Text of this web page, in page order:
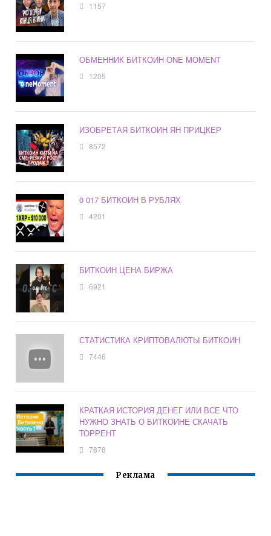
1157
ОБМЕННИК БИТКОИН ONE MOMENT
1205
ИЗОБРЕТАЯ БИТКОИН ЯН ПРИЦКЕР
8572
0 017 БИТКОИН В РУБЛЯХ
4201
БИТКОИН ЦЕНА БИРЖА
6921
СТАТИСТИКА КРИПТОВАЛЮТЫ БИТКОИН
7446
КРАТКАЯ ИСТОРИЯ ДЕНЕГ ИЛИ ВСЕ ЧТО
НУЖНО ЗНАТЬ О БИТКОИНЕ СКАЧАТЬ
ТОРРЕНТ
7878
Реклама